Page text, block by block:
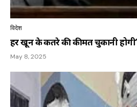
विदेश
हर खून के कतरे की कीमत चुकानी
May 8, 2025